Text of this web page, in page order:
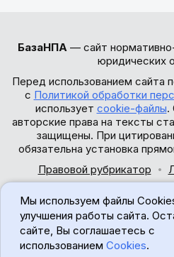
БазаНПА — сайт
юридических
Перед использованием сайта
с Политикой обработки
использует cookie-файлы.
авторские права на тексты
защищены. При
обязательна установка
Правовой рубрикатор
© 2017-
18+
Мы используем файлы
улучшения работы сайта.
сайте, Вы соглашаетесь с
использованием Cookies.